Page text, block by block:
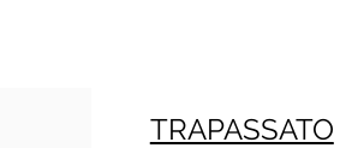
TRAPASSATO